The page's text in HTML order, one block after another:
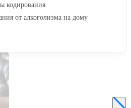
кодирования
от алкоголизма на дому